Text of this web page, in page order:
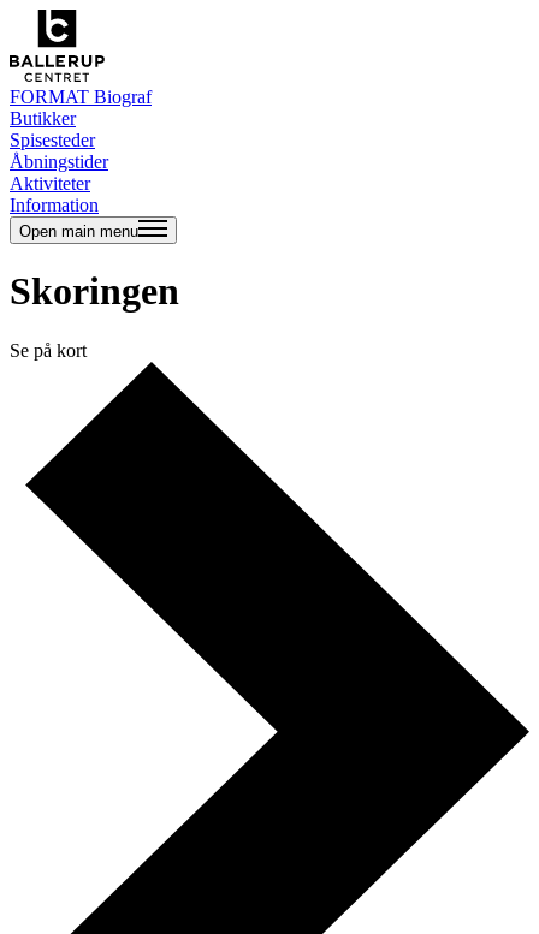
FORMAT Biograf
Butikker
Spisesteder
Åbningstider
Aktiviteter
Information
Open main menu
Skoringen
Se på kort